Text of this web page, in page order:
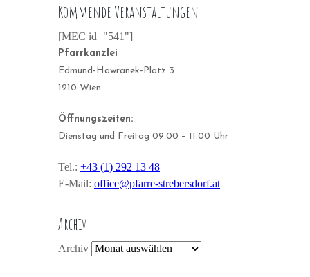
Kommende Veranstaltungen
[MEC id="541"]
Pfarrkanzlei
Edmund-Hawranek-Platz 3
1210 Wien
Öffnungszeiten:
Dienstag und Freitag 09.00 – 11.00 Uhr
Tel.: +43 (1) 292 13 48
E-Mail: office@pfarre-strebersdorf.at
Archiv
Archiv